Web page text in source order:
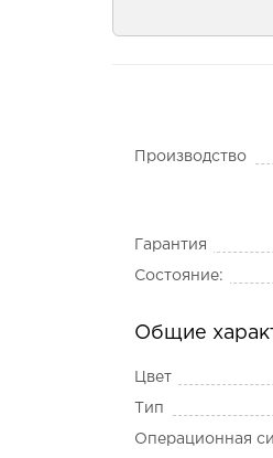
Производство
Гарантия
Состояние:
Общие
Цвет
Тип
Операционная